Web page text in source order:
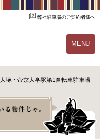
弊社駐車場のご契約者様へ
MENU
ご契約の流れ
駐輪場オーナー様へ
大塚・帝京大学駅第1自転車駐車場